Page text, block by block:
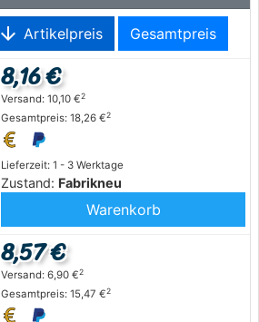
arrow_downward Artikelpreis Gesamtpreis
Lieferzeit: 1 - 3 Werktage
Zustand: Fabrikneu
8,16 €
Versand: 10,10 €2
Gesamtpreis: 18,26 €2
Warenkorb
8,57 €
Versand: 6,90 €2
Gesamtpreis: 15,47 €2